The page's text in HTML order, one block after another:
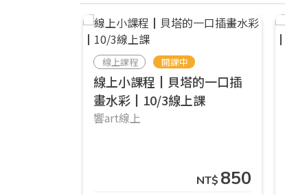
線上課程 開課中
線上小課程┃貝塔的一口插
畫水彩┃10/3線上課
響art線上
NT$ 850